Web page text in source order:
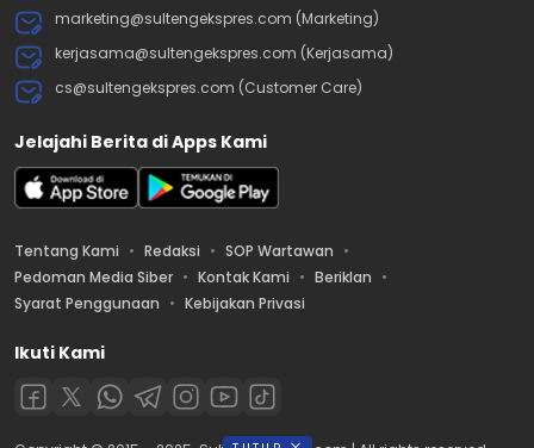
marketing@sultengekspres.com (Marketing)
kerjasama@sultengekspres.com (Kerjasama)
cs@sultengekspres.com (Customer Care)
Jelajahi Berita di Apps Kami
Tentang Kami Redaksi
SOP Wartawan
Pedoman Media Siber
Kontak Kami
Beriklan
Syarat Penggunaan
Kebijakan Privasi
Ikuti Kami